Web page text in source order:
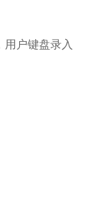
用户键盘录入